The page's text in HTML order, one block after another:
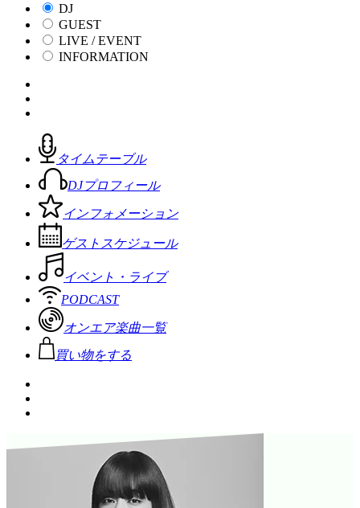
DJ
GUEST
LIVE / EVENT
INFORMATION
タイムテーブル
DJプロフィール
インフォメーション
ゲストスケジュール
イベント・ライブ
PODCAST
オンエア楽曲一覧
買い物をする